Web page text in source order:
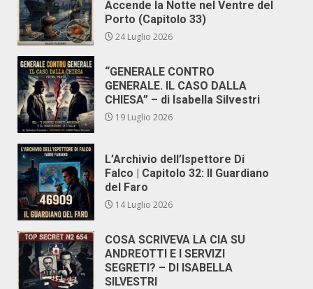
Accende la Notte nel Ventre del
Porto (Capitolo 33)
24 Luglio 2026
“GENERALE CONTRO
GENERALE. IL CASO DALLA
CHIESA” – di Isabella Silvestri
19 Luglio 2026
L’Archivio dell’Ispettore Di
Falco | Capitolo 32: Il Guardiano
del Faro
14 Luglio 2026
COSA SCRIVEVA LA CIA SU
ANDREOTTI E I SERVIZI
SEGRETI? – DI ISABELLA
SILVESTRI